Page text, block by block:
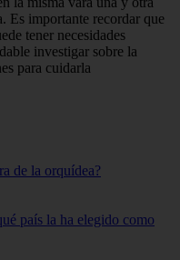
Es importante recordar que
tener necesidades
investigar sobre la
para cuidarla
de la orquídea?
país la ha elegido como